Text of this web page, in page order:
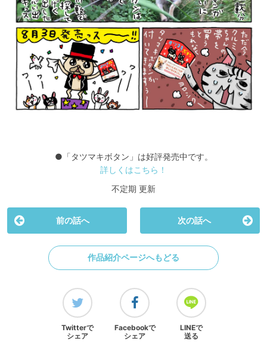
●「タツマキボタン」は好評発売中です。
詳しくはこちら！
不定期 更新
前の話へ 次の話へ
作品紹介ページへもどる
Twitterで
シェア
Facebookで
シェア
LINEで
送る